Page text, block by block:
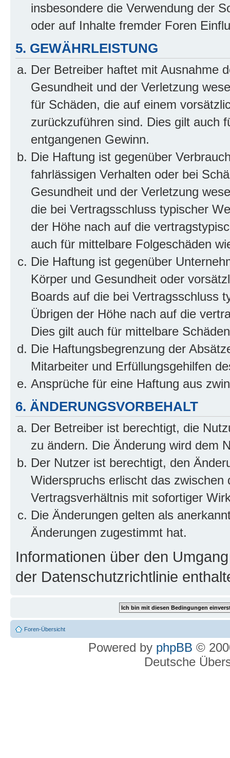
insbesondere die Verwendung der
oder auf Inhalte fremder Foren
5. GEWÄHRLEISTUNG
Der Betreiber haftet mit Ausnahme
Gesundheit und der Verletzung
für Schäden, die auf einem
zurückzuführen sind. Dies gilt auch
entgangenen Gewinn.
Die Haftung ist gegenüber
fahrlässigen Verhalten oder bei
Gesundheit und der Verletzung
die bei Vertragsschluss typischer
der Höhe nach auf die
auch für mittelbare Folgeschäden
Die Haftung ist gegenüber
Körper und Gesundheit oder
Boards auf die bei Vertragsschluss
Übrigen der Höhe nach auf die
Dies gilt auch für mittelbare
Die Haftungsbegrenzung der
Mitarbeiter und Erfüllungsgehilfen
Ansprüche für eine Haftung aus
6. ÄNDERUNGSVORBEHALT
Der Betreiber ist berechtigt, die
zu ändern. Die Änderung wird dem
Der Nutzer ist berechtigt, den
Widerspruchs erlischt das
Vertragsverhältnis mit sofortiger
Die Änderungen gelten als
Änderungen zugestimmt hat.
Informationen über den
der Datenschutzrichtlinie
Foren-Übersicht
Powered by phpBB ©
Deutsche